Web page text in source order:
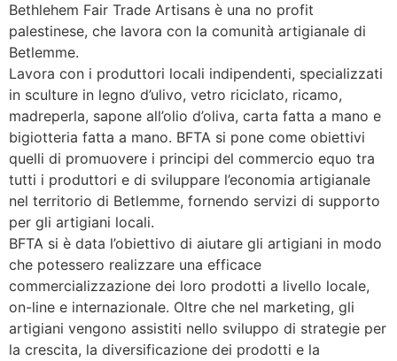
Bethlehem Fair Trade Artisans è una no profit
palestinese, che lavora con la comunità artigianale di
Betlemme.
Lavora con i produttori locali indipendenti, specializzati
in sculture in legno d’ulivo, vetro riciclato, ricamo,
madreperla, sapone all’olio d’oliva, carta fatta a mano e
bigiotteria fatta a mano. BFTA si pone come obiettivi
quelli di promuovere i principi del commercio equo tra
tutti i produttori e di sviluppare l’economia artigianale
nel territorio di Betlemme, fornendo servizi di supporto
per gli artigiani locali.
BFTA si è data l’obiettivo di aiutare gli artigiani in modo
che potessero realizzare una efficace
commercializzazione dei loro prodotti a livello locale,
on-line e internazionale. Oltre che nel marketing, gli
artigiani vengono assistiti nello sviluppo di strategie per
la crescita, la diversificazione dei prodotti e la